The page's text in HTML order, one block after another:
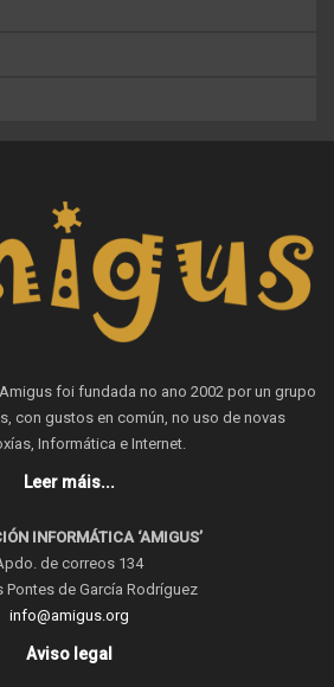
foi fundada no ano 2002 por un grupo
con gustos en común, no uso de novas
Informática e Internet.
Leer máis...
INFORMÁTICA ‘AMIGUS’
de correos 134
Pontes de García Rodríguez
info@amigus.org
Aviso legal